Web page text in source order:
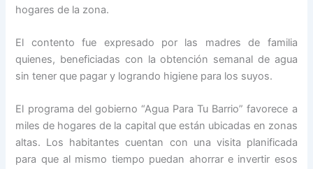
hogares de la zona.
El contento fue expresado por las madres de familia
quienes, beneficiadas con la obtención semanal de agua
sin tener que pagar y logrando higiene para los suyos.
El programa del gobierno “Agua Para Tu Barrio” favorece a
miles de hogares de la capital que están ubicadas en zonas
altas. Los habitantes cuentan con una visita planificada
para que al mismo tiempo puedan ahorrar e invertir esos